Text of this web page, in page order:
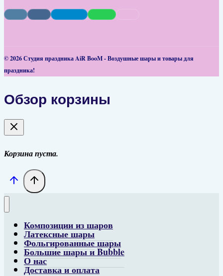
© 2026 Студия праздника AiR BooM - Воздушные шары и товары для
праздника!
Обзор корзины
Корзина пуста.
Композиции из шаров
Латексные шары
Фольгированные шары
Большие шары и Bubble
О нас
Доставка и оплата